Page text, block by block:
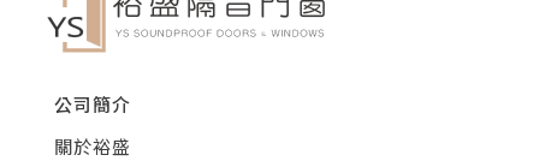
公司簡介
關於裕盛